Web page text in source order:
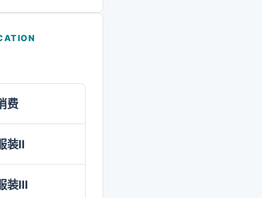
费
装Ⅱ
装Ⅲ